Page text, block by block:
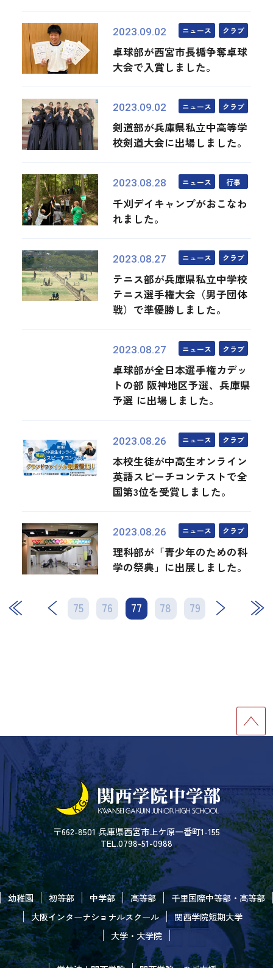
2023.09.02 ニュース クラブ
卓球部が西宮市長楯争奪卓球
大会で入賞しました。
2023.09.02 ニュース クラブ
剣道部が兵庫県私立中高等学
校剣道大会に出場しました。
2023.08.28 ニュース 行事
千刈デイキャンプがおこなわ
れました。
2023.08.27 ニュース クラブ
テニス部が兵庫県私立中学校
テニス選手権大会（男子団体
戦）で準優勝しました。
2023.08.27 ニュース クラブ
卓球部が全日本選手権カデッ
トの部 阪神地区予選、兵庫県
予選 に出場しました。
2023.08.26 ニュース クラブ
本校生徒が中高生オンライン
英語スピーチコンテストで全
国第3位を受賞しました。
2023.08.26 ニュース クラブ
理科部が「青少年のための科
学の祭典」に出展しました。
75 76 77 78 79
次 最後
〒662-8501 兵庫県西宮市上ケ原一番町1-155
TEL.0798-51-0988
幼稚園 初等部 中学部 高等部
千里国際中等部・高等部
大阪インターナショナルスクール
関西学院短期大学
大学・大学院